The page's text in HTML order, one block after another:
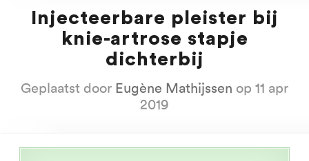
Injecteerbare pleister bij
knie-artrose stapje
dichterbij
Geplaatst door Eugène Mathijssen op 11 apr
2019